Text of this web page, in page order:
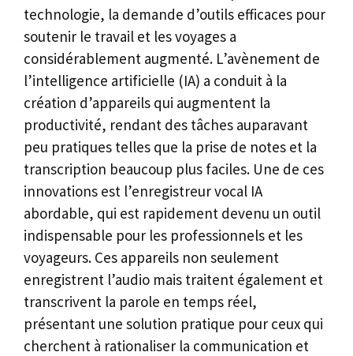
technologie, la demande d’outils efficaces pour
soutenir le travail et les voyages a
considérablement augmenté. L’avènement de
l’intelligence artificielle (IA) a conduit à la
création d’appareils qui augmentent la
productivité, rendant des tâches auparavant
peu pratiques telles que la prise de notes et la
transcription beaucoup plus faciles. Une de ces
innovations est l’enregistreur vocal IA
abordable, qui est rapidement devenu un outil
indispensable pour les professionnels et les
voyageurs. Ces appareils non seulement
enregistrent l’audio mais traitent également et
transcrivent la parole en temps réel,
présentant une solution pratique pour ceux qui
cherchent à rationaliser la communication et